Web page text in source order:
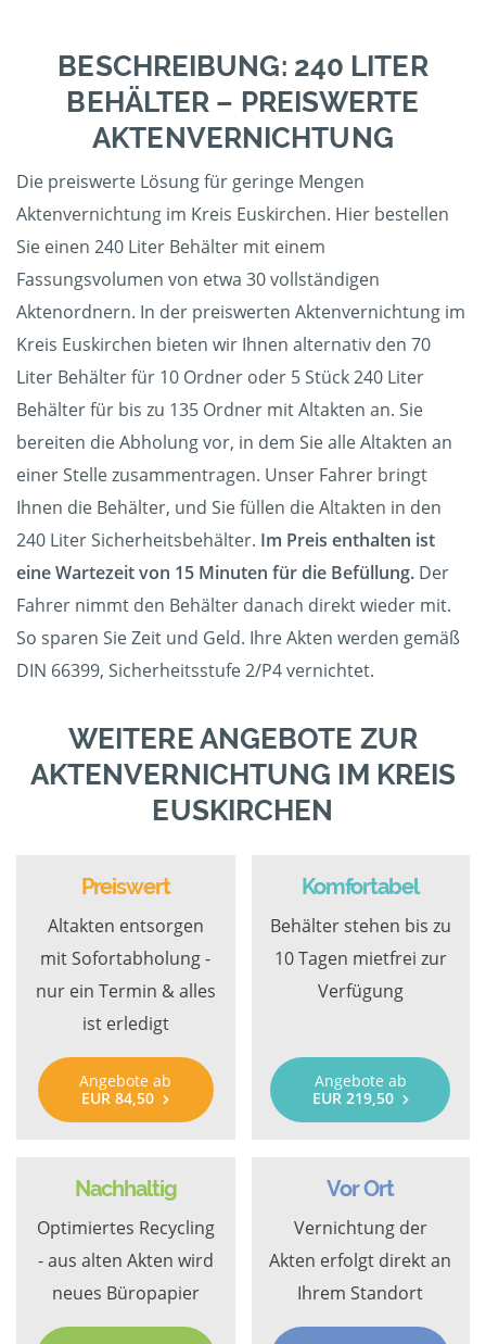
BESCHREIBUNG: 240 LITER
BEHÄLTER – PREISWERTE
AKTENVERNICHTUNG
Die preiswerte Lösung für geringe Mengen
Aktenvernichtung im Kreis Euskirchen. Hier bestellen
Sie einen 240 Liter Behälter mit einem
Fassungsvolumen von etwa 30 vollständigen
Aktenordnern. In der preiswerten Aktenvernichtung im
Kreis Euskirchen bieten wir Ihnen alternativ den 70
Liter Behälter für 10 Ordner oder 5 Stück 240 Liter
Behälter für bis zu 135 Ordner mit Altakten an. Sie
bereiten die Abholung vor, in dem Sie alle Altakten an
einer Stelle zusammentragen. Unser Fahrer bringt
Ihnen die Behälter, und Sie füllen die Altakten in den
240 Liter Sicherheitsbehälter. Im Preis enthalten ist
eine Wartezeit von 15 Minuten für die Befüllung. Der
Fahrer nimmt den Behälter danach direkt wieder mit.
So sparen Sie Zeit und Geld. Ihre Akten werden gemäß
DIN 66399, Sicherheitsstufe 2/P4 vernichtet.
WEITERE ANGEBOTE ZUR
AKTENVERNICHTUNG IM KREIS
EUSKIRCHEN
Preiswert
Altakten entsorgen
mit Sofortabholung -
nur ein Termin & alles
ist erledigt
Angebote ab
EUR 84,50
Komfortabel
Behälter stehen bis zu
10 Tagen mietfrei zur
Verfügung
Angebote ab
EUR 219,50
Nachhaltig
Optimiertes Recycling
- aus alten Akten wird
neues Büropapier
Vor Ort
Vernichtung der
Akten erfolgt direkt an
Ihrem Standort